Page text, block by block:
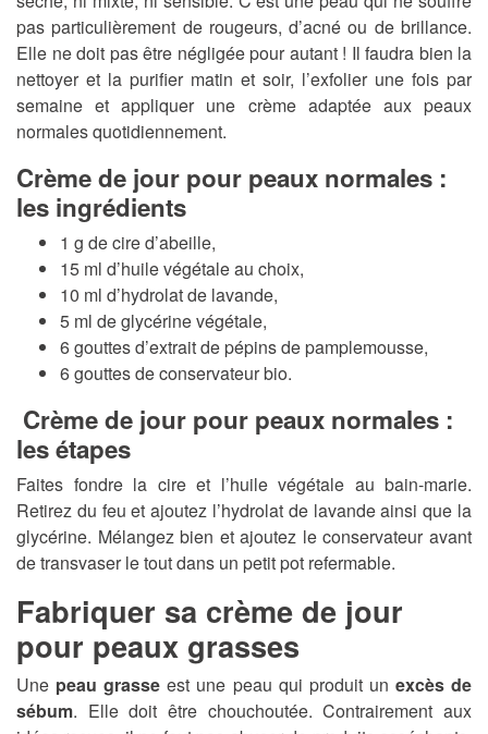
pas particulièrement de rougeurs, d’acné ou de brillance.
Elle ne doit pas être négligée pour autant ! Il faudra bien la
nettoyer et la purifier matin et soir, l’exfolier une fois par
semaine et appliquer une crème adaptée aux peaux
normales quotidiennement.
Crème de jour pour peaux normales :
les ingrédients
1 g de cire d’abeille,
15 ml d’huile végétale au choix,
10 ml d’hydrolat de lavande,
5 ml de glycérine végétale,
6 gouttes d’extrait de pépins de pamplemousse,
6 gouttes de conservateur bio.
Crème de jour pour peaux normales :
les étapes
Faites fondre la cire et l’huile végétale au bain-marie.
Retirez du feu et ajoutez l’hydrolat de lavande ainsi que la
glycérine. Mélangez bien et ajoutez le conservateur avant
de transvaser le tout dans un petit pot refermable.
Fabriquer sa crème de jour
pour peaux grasses
Une peau grasse est une peau qui produit un excès de
sébum. Elle doit être chouchoutée. Contrairement aux